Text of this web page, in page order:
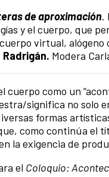
de aproximación.
y el cuerpo, que
virtual,
Modera
cuerpo como un
significa no solo
formas
como continúa el
la exigencia de
el Coloquio: